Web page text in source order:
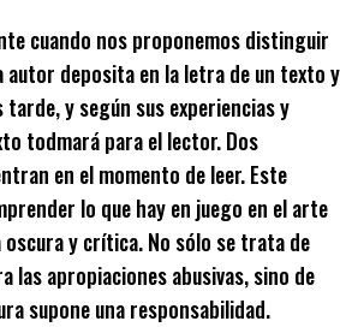
cuando nos proponemos distinguir
autor deposita en la letra de un texto y
tarde, y según sus experiencias y
todmará para el lector. Dos
en el momento de leer. Este
lo que hay en juego en el arte
y crítica. No sólo se trata de
las apropiaciones abusivas, sino de
supone una responsabilidad.